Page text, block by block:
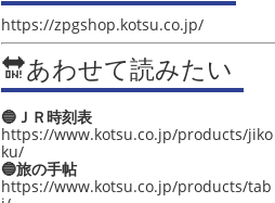
https://zpgshop.kotsu.co.jp/
🔛あわせて読みたい
🔵ＪＲ時刻表
https://www.kotsu.co.jp/products/jiko
ku/
🔵旅の手帖
https://www.kotsu.co.jp/products/tab